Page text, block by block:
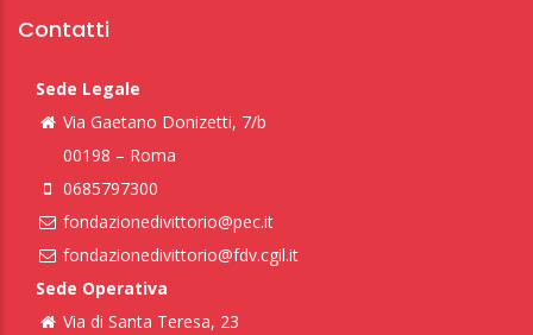
Contatti
Sede Legale
Via Gaetano Donizetti, 7/b
00198 – Roma
0685797300
fondazionedivittorio@pec.it
fondazionedivittorio@fdv.cgil.it
Sede Operativa
Via di Santa Teresa, 23